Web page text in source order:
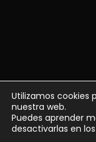
Utilizamos cookies
nuestra web.
Puedes aprender
desactivarlas en los